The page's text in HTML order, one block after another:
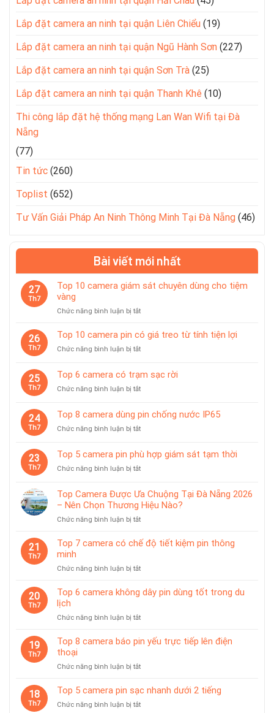
Lắp đặt camera an ninh tại quận Liên Chiểu (19)
Lắp đặt camera an ninh tại quận Ngũ Hành Sơn (227)
Lắp đặt camera an ninh tại quận Sơn Trà (25)
Lắp đặt camera an ninh tại quận Thanh Khê (10)
Thi công lắp đặt hệ thống mạng Lan Wan Wifi tại Đà
Nẵng
(77)
Tin tức (260)
Toplist (652)
Tư Vấn Giải Pháp An Ninh Thông Minh Tại Đà Nẵng (46)
Bài viết mới nhất
27
Th7
Top 10 camera giám sát chuyên dùng cho tiệm
vàng
Chức năng bình luận bị tắtở
10
camera
giám
chuyên
vàng
26
Th7
Top 10 camera pin có giá treo từ tính tiện lợi
Chức năng bình luận bị tắtở
camera
pin
giá
từ
tiện
25
Th7
Top 6 camera có trạm sạc rời
Chức năng bình luận bị tắtở
6
camera
có
sạc
24
Th7
Top 8 camera dùng pin chống nước IP65
Chức năng bình luận bị tắtở
8
camera
dùng
chống
nước
IP65
23
Th7
Top 5 camera pin phù hợp giám sát tạm thời
Chức năng bình luận bị tắtở
5
camera
pin
phù
giám
thời
Top Camera Được Ưa Chuộng Tại Đà Nẵng 2026
– Nên Chọn Thương Hiệu Nào?
Chức năng bình luận bị tắtở
Camera
Được
Chuộng
Đà
Chọn
Hiệu
21
Th7
Top 7 camera có chế độ tiết kiệm pin thông
minh
Chức năng bình luận bị tắtở
camera
chế
tiết
20
Th7
Top 6 camera không dây pin dùng tốt trong du
lịch
Chức năng bình luận bị tắtở
6
camera
dây
dùng
19
Th7
Top 8 camera báo pin yếu trực tiếp lên điện
thoại
Chức năng bình luận bị tắtở
8
báo
18
Th7
Top 5 camera pin sạc nhanh dưới 2 tiếng
Chức năng bình luận bị tắtở